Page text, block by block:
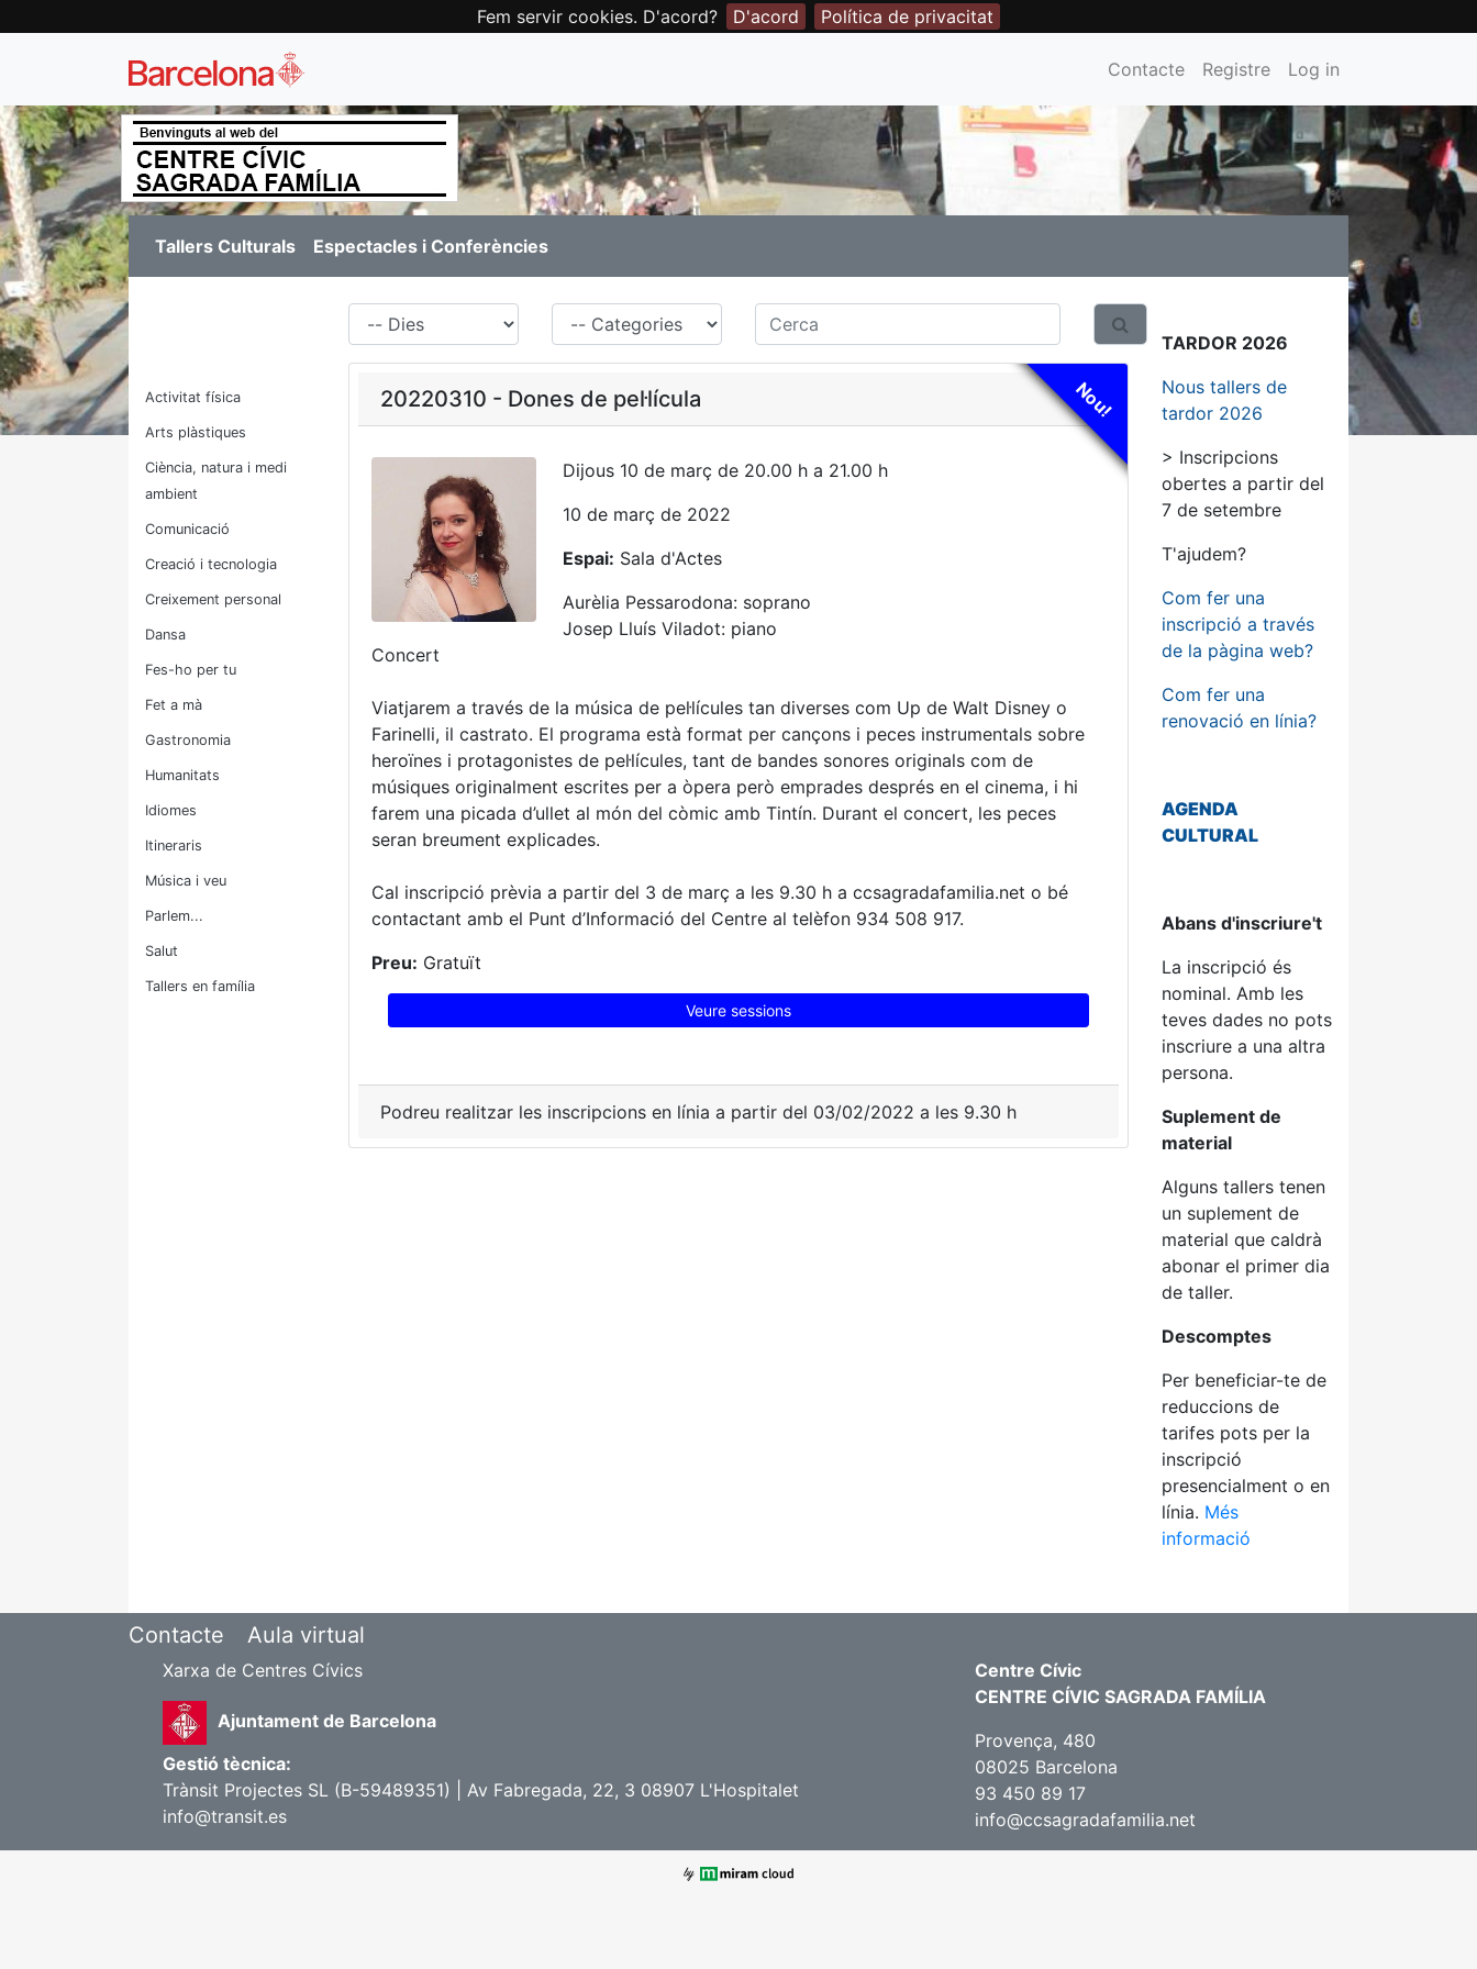
Fem servir cookies. D'acord? D'acord Política de privacitat
Contacte Registre Log in
Tallers Culturals Espectacles i Conferències
Activitat física
Arts plàstiques
Ciència, natura i medi
ambient
Comunicació
Creació i tecnologia
Creixement personal
Dansa
Fes-ho per tu
Fet a mà
Gastronomia
Humanitats
Idiomes
Itineraris
Música i veu
Parlem...
Salut
Tallers en família
Cerca
Nou!
20220310 - Dones de pel·lícula
Dijous 10 de març de 20.00 h a 21.00 h
10 de març de 2022
Espai: Sala d'Actes
Aurèlia Pessarodona: soprano
Josep Lluís Viladot: piano
Concert
Viatjarem a través de la música de pel·lícules tan diverses com Up de Walt Disney o
Farinelli, il castrato. El programa està format per cançons i peces instrumentals sobre
heroïnes i protagonistes de pel·lícules, tant de bandes sonores originals com de
músiques originalment escrites per a òpera però emprades després en el cinema, i hi
farem una picada d’ullet al món del còmic amb Tintín. Durant el concert, les peces
seran breument explicades.
Cal inscripció prèvia a partir del 3 de març a les 9.30 h a ccsagradafamilia.net o bé
contactant amb el Punt d’Informació del Centre al telèfon 934 508 917.
Preu: Gratuït
Veure sessions
Podreu realitzar les inscripcions en línia a partir del 03/02/2022 a les 9.30 h
TARDOR 2026
Nous tallers de
tardor 2026
> Inscripcions
obertes a partir del
7 de setembre
T'ajudem?
Com fer una
inscripció a través
de la pàgina web?
Com fer una
renovació en línia?
AGENDA
CULTURAL
Abans d'inscriure't
La inscripció és
nominal. Amb les
teves dades no pots
inscriure a una altra
persona.
Suplement de
material
Alguns tallers tenen
un suplement de
material que caldrà
abonar el primer dia
de taller.
Descomptes
Per beneficiar-te de
reduccions de
tarifes pots per la
inscripció
presencialment o en
línia. Més
informació
Contacte Aula virtual
Xarxa de Centres Cívics
Ajuntament de Barcelona
Gestió tècnica:
Trànsit Projectes SL (B-59489351) | Av Fabregada, 22, 3 08907 L'Hospitalet
info@transit.es
Centre Cívic
CENTRE CÍVIC SAGRADA FAMÍLIA
Provença, 480
08025 Barcelona
93 450 89 17
info@ccsagradafamilia.net